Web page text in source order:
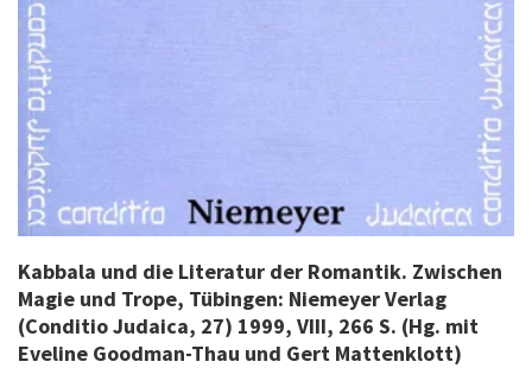
Kabbala und die Literatur der Romantik. Zwischen
Magie und Trope, Tübingen: Niemeyer Verlag
(Conditio Judaica, 27) 1999, VIII, 266 S. (Hg. mit
Eveline Goodman-Thau und Gert Mattenklott)